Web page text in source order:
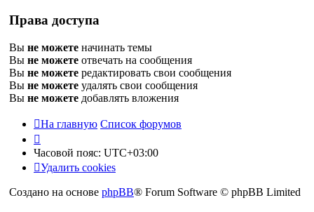
Права доступа
Вы не можете начинать темы
Вы не можете отвечать на сообщения
Вы не можете редактировать свои сообщения
Вы не можете удалять свои сообщения
Вы не можете добавлять вложения
На главную Список форумов
Часовой пояс: UTC+03:00
Удалить cookies
Создано на основе phpBB® Forum Software © phpBB Limited